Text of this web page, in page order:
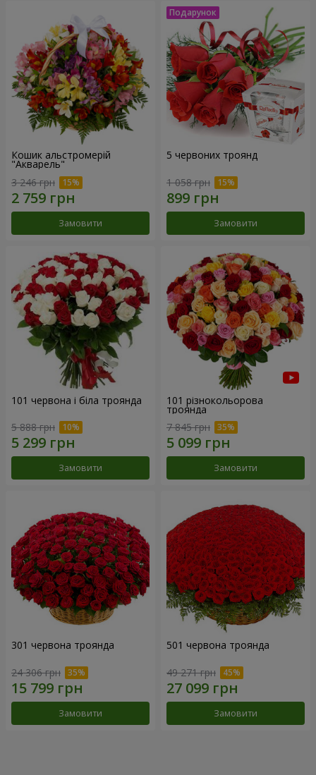
Кошик альстромерій
"Акварель"
3 246 грн
Замовити
5 червоних троянд
1 058 грн
Замовити
101 червона і біла троянда
5 888 грн
Замовити
101 різнокольорова
троянда
7 845 грн
Замовити
301 червона троянда
24 306 грн
Замовити
501 червона троянда
49 271 грн
Замовити